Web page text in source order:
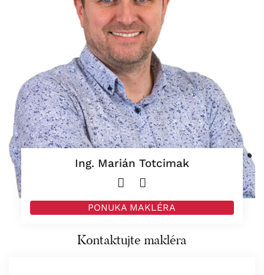
Ing. Marián Totcimak
PONUKA MAKLÉRA
Kontaktujte makléra